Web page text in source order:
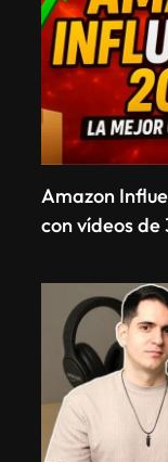
Amazon
con vídeos de